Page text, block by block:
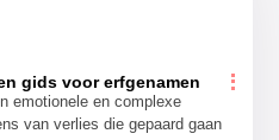
gids voor erfgenamen
emotionele en complexe
van verlies die gepaard gaan